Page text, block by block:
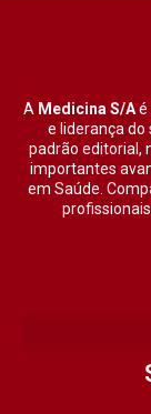
A Medicina S/Aé
e liderança do
padrão editorial,
importantes
em Saúde.